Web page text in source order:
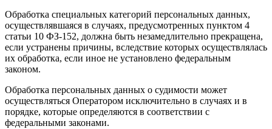
Обработка специальных категорий персональных данных,
осуществлявшаяся в случаях, предусмотренных пунктом 4
статьи 10 ФЗ-152, должна быть незамедлительно прекращена,
если устранены причины, вследствие которых осуществлялась
их обработка, если иное не установлено федеральным
законом.
Обработка персональных данных о судимости может
осуществляться Оператором исключительно в случаях и в
порядке, которые определяются в соответствии с
федеральными законами.